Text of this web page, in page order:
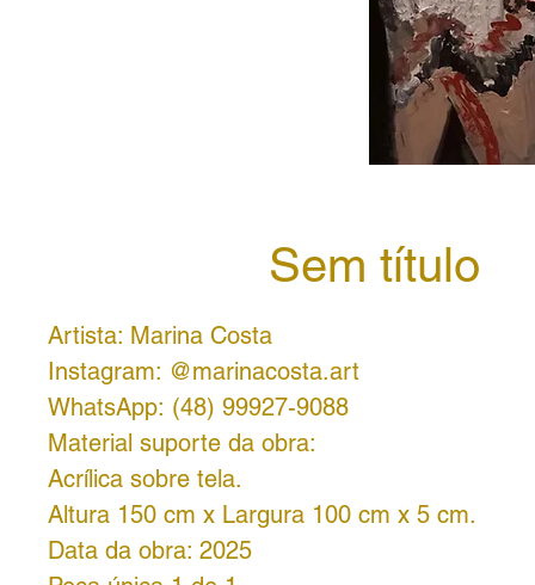
Sem título
Artista: Marina Costa
Instagram: @marinacosta.art
WhatsApp: (48) 99927-9088
Material suporte da obra:
Acrílica sobre tela.
Altura 150 cm x Largura 100 cm x 5 cm.
Data da obra: 2025